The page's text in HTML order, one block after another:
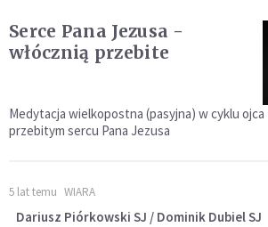
Serce Pana Jezusa -
włócznią przebite
Medytacja wielkopostna (pasyjna) w cyklu ojca
przebitym sercu Pana Jezusa
5 lat temu WIARA
Dariusz Piórkowski SJ / Dominik Dubiel SJ